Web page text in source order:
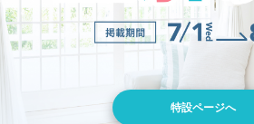
特設ページへ